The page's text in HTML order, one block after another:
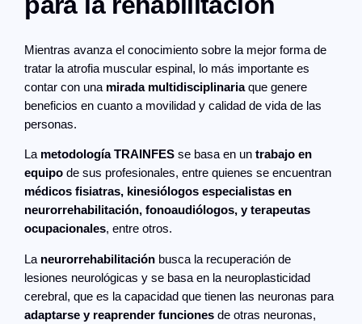
Mientras avanza el conocimiento sobre la mejor forma de
tratar la atrofia muscular espinal, lo más importante es
contar con una mirada multidisciplinariaque genere
beneficios en cuanto a movilidad y calidad de vida de las
personas.
La metodología TRAINFES se basa en un trabajo en
equipo de sus profesionales, entre quienes se encuentran
médicos fisiatras, kinesiólogos especialistas en
neurorrehabilitación, fonoaudiólogos, y terapeutas
ocupacionales, entre otros.
La neurorrehabilitación busca la recuperación de
lesiones neurológicas y se basa en la neuroplasticidad
cerebral, que es la capacidad que tienen las neuronas para
adaptarse y reaprender funciones de otras neuronas,